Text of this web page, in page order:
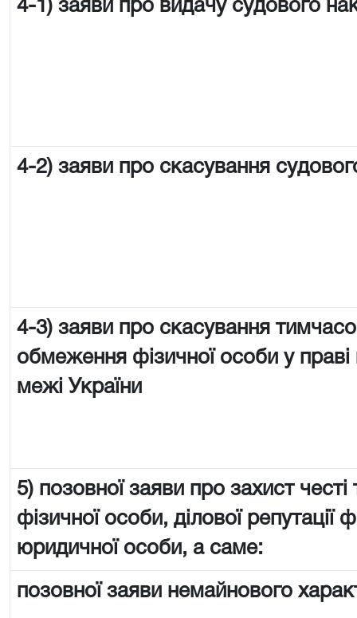
4-1) заяви про видачу судового
4-2) заяви про скасування
4-3) заяви про скасування
обмеження фізичної особи у праві
межі України
5) позовної заяви про захист честі
фізичної особи, ділової репутації
юридичної особи, а саме:
позовної заяви немайнового